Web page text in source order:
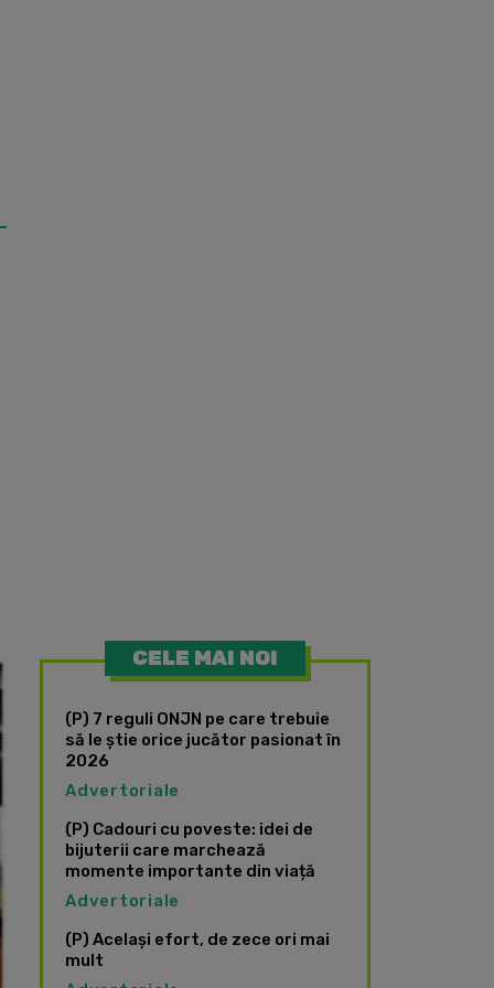
CELE MAI NOI
(P) 7 reguli ONJN pe care trebuie
să le știe orice jucător pasionat în
2026
Advertoriale
(P) Cadouri cu poveste: idei de
bijuterii care marchează
momente importante din viață
Advertoriale
(P) Același efort, de zece ori mai
mult